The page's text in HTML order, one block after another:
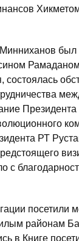
был
Президента
РТ
с
посетили
районам
в Книге